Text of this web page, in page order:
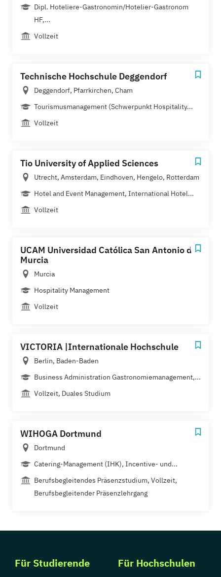
Dipl. Hoteliere-Gastronomin/Hotelier-Gastronom
HF,...
Vollzeit
Technische Hochschule Deggendorf
Deggendorf, Pfarrkirchen, Cham
Tourismusmanagement (Schwerpunkt Hospitality...
Vollzeit
Tio University of Applied Sciences
Utrecht, Amsterdam, Eindhoven, Hengelo, Rotterdam
Hotel and Event Management, International Hotel...
Vollzeit
UCAM Universidad Católica San Antonio de
Murcia
Murcia
Hospitality Management
Vollzeit
VICTORIA |Internationale Hochschule
Berlin, Baden-Baden
Business Administration Gastronomiemanagement,...
Vollzeit, Duales Studium
WIHOGA Dortmund
Dortmund
Catering-Management (IHK), Incentive- und...
Berufsbegleitendes Präsenzstudium, Vollzeit,
Berufsbegleitender Präsenzlehrgang
Für Studierende Für Hochschulen